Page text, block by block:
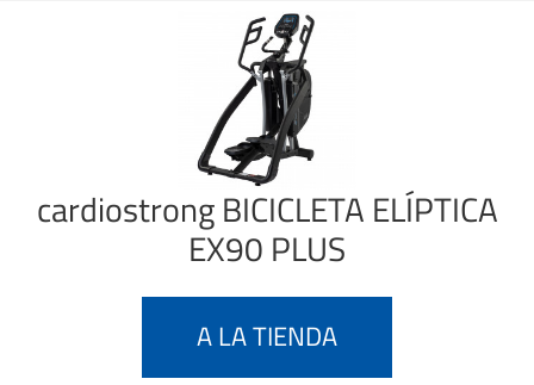
cardiostrongBICICLETA ELÍPTICA
EX90 PLUS
A LA TIENDA